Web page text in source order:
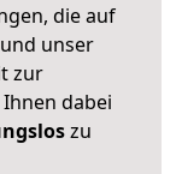
die auf
unser
zur
dabei
zu